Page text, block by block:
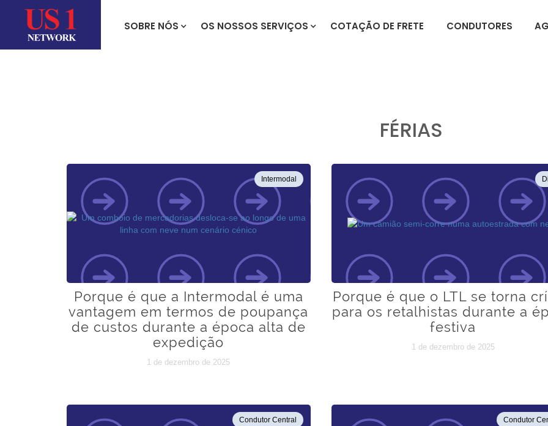
SOBRE NÓS OS NOSSOS SERVIÇOS COTAÇÃO DE FRETE CONDUTORES
FÉRIAS
Intermodal
Porque é que a Intermodal é uma
vantagem em termos de poupança
de custos durante a época alta de
expedição
1 de dezembro de 2025
Porque é que o LTL se torna
para os retalhistas durante a
festiva
1 de dezembro de 2025
Condutor Central Condutor